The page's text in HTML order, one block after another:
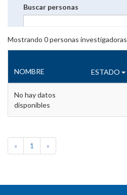
Buscar personas
Mostrando 0personas investigadoras
NOMBRE ESTADO
No hay datos
disponibles
« 1 »